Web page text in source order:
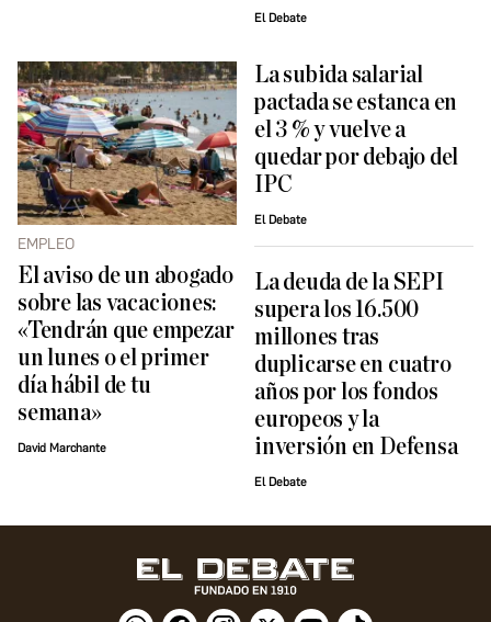
El Debate
EMPLEO
El aviso de un abogado
sobre las vacaciones:
«Tendrán que empezar
un lunes o el primer
día hábil de tu
semana»
David Marchante
La subida salarial
pactada se estanca en
el 3 % y vuelve a
quedar por debajo del
IPC
El Debate
La deuda de la SEPI
supera los 16.500
millones tras
duplicarse en cuatro
años por los fondos
europeos y la
inversión en Defensa
El Debate